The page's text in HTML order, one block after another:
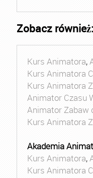
Zobacz również:
Kurs Animatora,
Kurs Animatora
Kurs Animatora
Animator Czasu
Animator Zabaw
Kurs Animatora
Akademia
Kurs Animatora,
Kurs Animatora